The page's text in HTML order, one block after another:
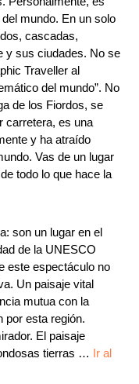
mundo. En un solo
cascadas,
y sus ciudades. No se
Traveller al
del mundo”. No
de los Fiordos, se
carretera, es una
y ha atraído
Vas de un lugar
todo lo que hace la
son un lugar en el
de la UNESCO
este espectáculo no
Un paisaje vital
mutua con la
por esta región.
El paisaje
tierras … Ir al